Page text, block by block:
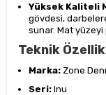
Yüksek Kaliteli
gövdesi,
sunar. Mat yüzeyi
Teknik
Marka: Zone
Seri: Inu